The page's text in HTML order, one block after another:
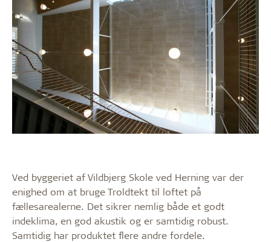
Ved byggeriet af Vildbjerg Skole ved Herning var der
enighed om at bruge Troldtekt til loftet på
fællesarealerne. Det sikrer nemlig både et godt
indeklima, en god akustik og er samtidig robust.
Samtidig har produktet flere andre fordele.